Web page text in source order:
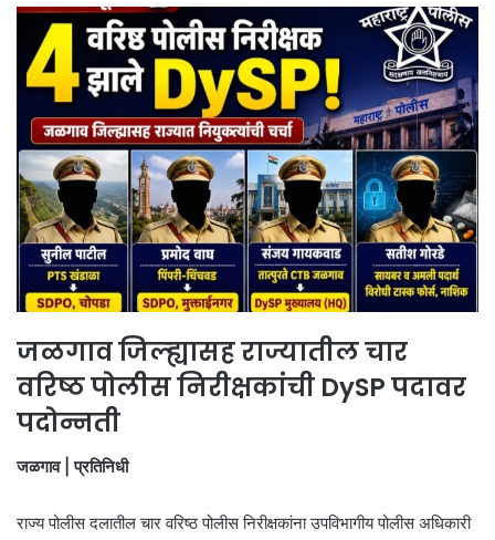
जळगाव जिल्ह्यासह राज्यातील चार
वरिष्ठ पोलीस निरीक्षकांची DySP पदावर
पदोन्नती
जळगाव | प्रतिनिधी
राज्य पोलीस दलातील चार वरिष्ठ पोलीस निरीक्षकांना उपविभागीय पोलीस अधिकारी